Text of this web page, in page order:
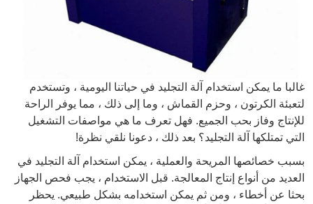
غالبا ما يمكن استخدام آلة التجليد في حياتنا اليومية ، وتستخدم
لتعبئة الكرتون ، وحزم القماش ، وما إلى ذلك ، مما يوفر الراحة
للإنتاج وفاز بحب الجميع. فهل تعرف ما هي مواصفات التشغيل
التي تمتلكها آلة التجليد؟ بعد ذلك ، دعونا نلقي نظرة!
بسبب خصائصها المريحة والعملية ، يمكن استخدام آلة التجليد في
العديد من أنواع إنتاج المعالجة. قبل الاستخدام ، يجب فحص الجهاز
بحثا عن أخطاء ، ومن ثم يمكن استخدامه بشكل طبيعي. يحظر